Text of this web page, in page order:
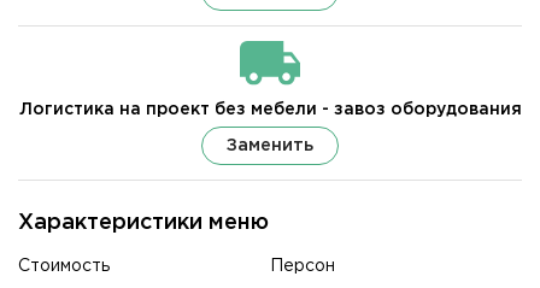
Характеристики меню
Стоимость Персон
Логистика на проект без мебели - завоз оборудования
Заменить